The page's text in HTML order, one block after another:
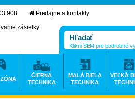
908
Predajne a kontakty
zásielky
Klikni SEM pre podrobné
ČIERNA
TECHNIKA
MALÁ BIELA
TECHNIKA
VEĽKÁ